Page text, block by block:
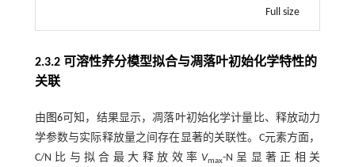
Full size
2.3.2 可溶性养分模型拟合与凋落叶初始化学特性的
关联
由 图6可知，结果显示，凋落叶初始化学计量比、释放动力
学参数与实际释放量之间存在显著的关联性。C元素方面，
C/N比与拟合最大释放效率 Vmax-N呈显著正相关